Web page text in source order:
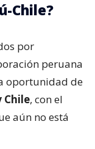
Chile?
por
peruana
oportunidad de
Chile, con el
aún no está